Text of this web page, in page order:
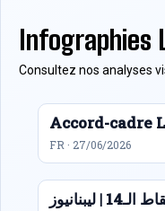
Infographies
Consultez nos analyses
Accord-cadre
FR · 27/06/2026